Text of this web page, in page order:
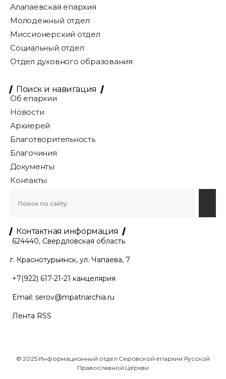
Алапаевская епархия
Молодёжный отдел
Миссионерский отдел
Социальный отдел
Отдел духовного образования
Поиск и навигация
Об епархии
Новости
Архиерей
Благотворительность
Благочиния
Документы
Контакты
Контактная информация
624440, Свердловская область
г. Краснотурьинск, ул. Чапаева, 7
+7(922) 617-21-21 канцелярия
Email: serov@mpatriarchia.ru
Лента RSS
© 2025 Информационный отдел Серовской епархии Русской
Православной Церкви